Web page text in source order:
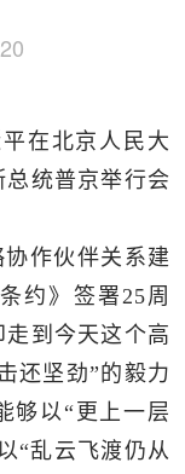
在北京人民大
统普京举行会
作伙伴关系建
约》签署25周
到今天这个高
还坚劲”的毅力
够以“更上一层
“乱云飞渡仍从